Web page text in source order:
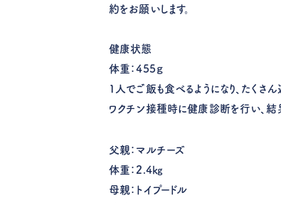
約をお願いします。
健康状態
体重：455ｇ
1人でご飯も食べるようになり、たくさ
ワクチン接種時に健康診断を行い、結
父親：マルチーズ
体重：2.4㎏
母親：トイプードル